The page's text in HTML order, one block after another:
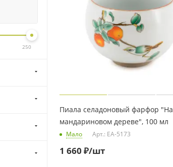
Пиала селадоновый фарфор "На
мандариновом дереве", 100 мл
Мало Арт.: EA-5173
1 660 ₽/шт
250